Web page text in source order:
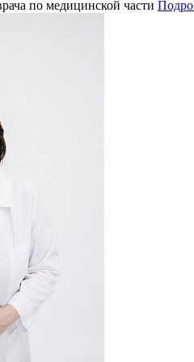
по медицинской части